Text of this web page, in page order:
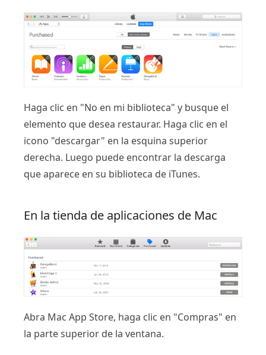
Haga clic en "No en mi biblioteca" y busque el
elemento que desea restaurar. Haga clic en el
icono "descargar" en la esquina superior
derecha. Luego puede encontrar la descarga
que aparece en su biblioteca de iTunes.
En la tienda de aplicaciones de Mac
Abra Mac App Store, haga clic en "Compras" en
la parte superior de la ventana.